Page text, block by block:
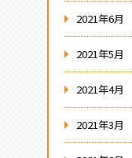
2021年6月
2021年5月
2021年4月
2021年3月